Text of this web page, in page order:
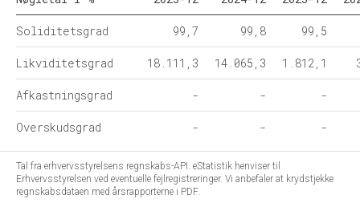
Soliditetsgrad 99,7 99,8 99,5
Likviditetsgrad 18.111,3 14.065,3 1.812,1
Afkastningsgrad - - -
Overskudsgrad - - -
Tal fra erhvervsstyrelsens regnskabs-API. eStatistik henviser til
Erhvervsstyrelsen ved eventuelle fejlregistreringer. Vi anbefaler at krydstjekke
regnskabsdataen med årsrapporterne i PDF.